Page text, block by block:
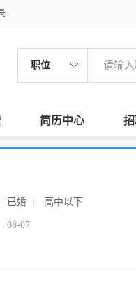
职位
简历中心
已婚 高中以下
08-07